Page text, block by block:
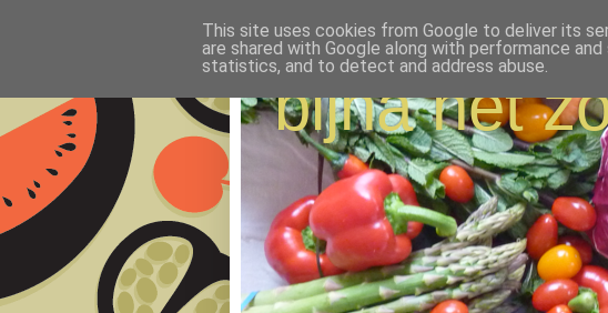
bijna net
This site uses cookies from Google to deliver its
are shared with Google along with performance
statistics, and to detect and address abuse.